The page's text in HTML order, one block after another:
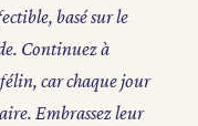
basé sur le
Continuez à
car chaque jour
Embrassez leur